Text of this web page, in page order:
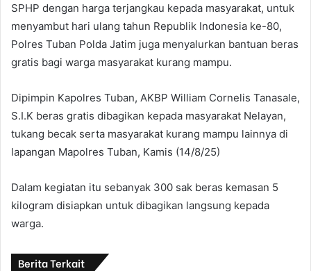
m
a
i
l
SPHP dengan harga terjangkau kepada masyarakat, untuk
menyambut hari ulang tahun Republik Indonesia ke-80,
Polres Tuban Polda Jatim juga menyalurkan bantuan beras
gratis bagi warga masyarakat kurang mampu.
Dipimpin Kapolres Tuban, AKBP William Cornelis Tanasale,
S.I.K beras gratis dibagikan kepada masyarakat Nelayan,
tukang becak serta masyarakat kurang mampu lainnya di
lapangan Mapolres Tuban, Kamis (14/8/25)
Dalam kegiatan itu sebanyak 300 sak beras kemasan 5
kilogram disiapkan untuk dibagikan langsung kepada
warga.
Berita Terkait